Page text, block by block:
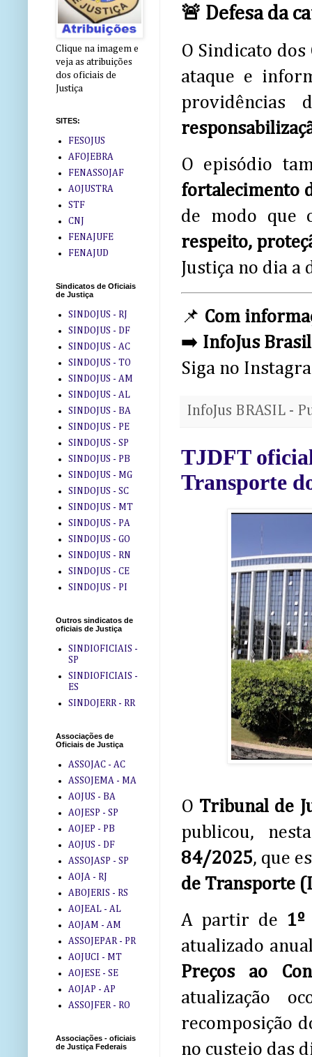
🚨 Defesa da
O Sindicato
ataque e
providências
O episódio
fortalecimento
de modo que
respeito,
Justiça no dia a
📌 Com
➡️ InfoJus
Siga no
InfoJus BRASIL -
TJDFT
Transporte
O Tribunal de
publicou,
84/2025, que
de Transporte
A partir de
atualizado
Preços ao
atualização
recomposição
no custeio das
Clique na imagem e
veja as atribuições
dos oficiais de
Justiça
SITES:
FESOJUS
AFOJEBRA
FENASSOJAF
AOJUSTRA
STF
CNJ
FENAJUFE
FENAJUD
Sindicatos de Oficiais
de Justiça
SINDOJUS - RJ
SINDOJUS - DF
SINDOJUS - AC
SINDOJUS - TO
SINDOJUS - AM
SINDOJUS - AL
SINDOJUS - BA
SINDOJUS - PE
SINDOJUS - SP
SINDOJUS - PB
SINDOJUS - MG
SINDOJUS - SC
SINDOJUS - MT
SINDOJUS - PA
SINDOJUS - GO
SINDOJUS - RN
SINDOJUS - CE
SINDOJUS - PI
Outros sindicatos de
oficiais de Justiça
SINDIOFICIAIS -
SP
SINDIOFICIAIS -
ES
SINDOJERR - RR
Associações de
Oficiais de Justiça
ASSOJAC - AC
ASSOJEMA - MA
AOJUS - BA
AOJESP - SP
AOJEP - PB
AOJUS - DF
ASSOJASP - SP
AOJA - RJ
ABOJERIS - RS
AOJEAL - AL
AOJAM - AM
ASSOJEPAR - PR
AOJUCI - MT
AOJESE - SE
AOJAP - AP
ASSOJFER - RO
Associações - oficiais
de Justiça Federais